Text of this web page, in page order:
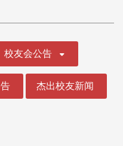
校友会公告
杰出校友新闻